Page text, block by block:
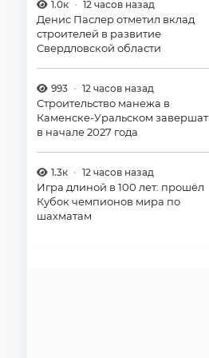
1.0к 12 часов назад
Денис Паслер отметил вклад
строителей в развитие
Свердловской области
993 12 часов назад
Строительство манежа в
Каменске-Уральском завершат
в начале 2027 года
1.3к 12 часов назад
Игра длиной в 100 лет: прошёл
Кубок чемпионов мира по
шахматам